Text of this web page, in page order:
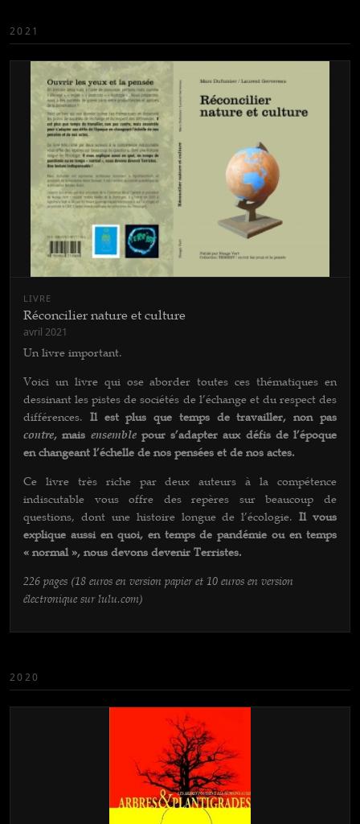
2021
LIVRE
Réconcilier nature et culture
avril 2021
Un livre important.
Voici un livre qui ose aborder toutes ces thématiques en
dessinant les pistes de sociétés de l’échange et du respect des
différences. Il est plus que temps de travailler, non pas
contre, mais ensemble pour s’adapter aux défis de l’époque
en changeant l’échelle de nos pensées et de nos actes.
Ce livre très riche par deux auteurs à la compétence
indiscutable vous offre des repères sur beaucoup de
questions, dont une histoire longue de l’écologie.Il vous
explique aussi en quoi, en temps de pandémie ou en temps
« normal », nous devons devenir Terristes.
226 pages (18 euros en version papier et 10 euros en version
électronique sur lulu.com)
2020